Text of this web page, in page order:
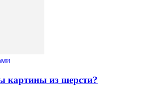
картины из шерсти?